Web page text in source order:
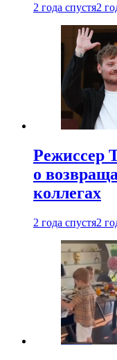
2 года спустя2
Режиссер
о
коллегах
2 года спустя2